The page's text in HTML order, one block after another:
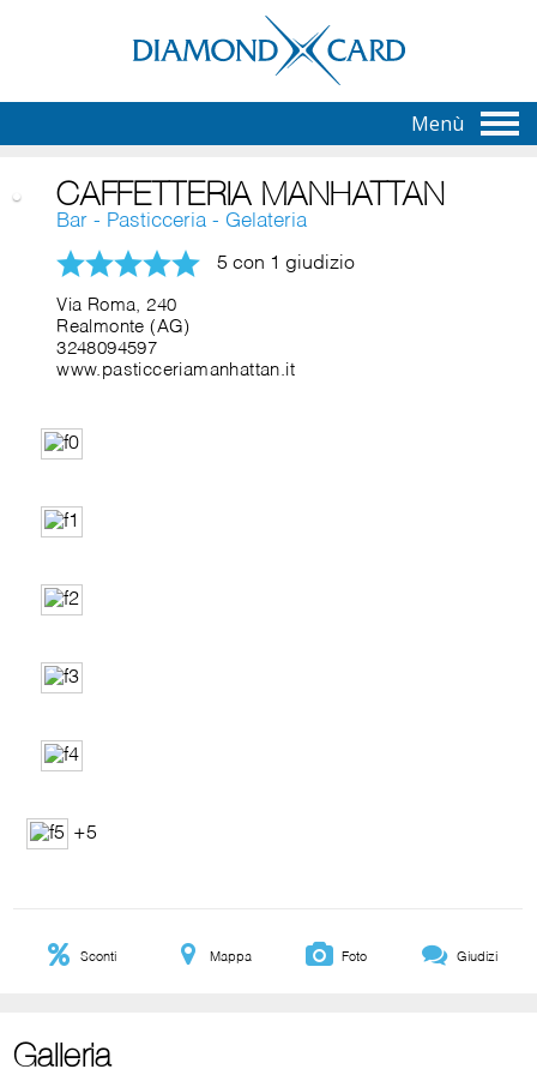
Menù
CAFFETTERIA MANHATTAN
Bar - Pasticceria - Gelateria
5 con 1 giudizio
Via Roma, 240
Realmonte (AG)
3248094597
www.pasticceriamanhattan.it
+5
Sconti Mappa Foto Giudizi
Galleria